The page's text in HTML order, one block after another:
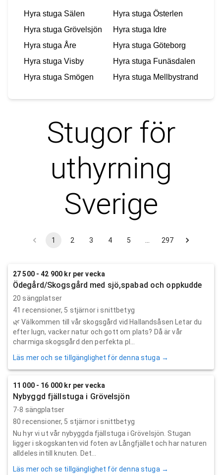
Hyra stuga Sälen Hyra stuga Österlen
Hyra stuga Grövelsjön Hyra stuga Idre
Hyra stuga Åre Hyra stuga Göteborg
Hyra stuga Visby Hyra stuga Funäsdalen
Hyra stuga Smögen Hyra stuga Mellbystrand
Stugor för
uthyrning
Sverige
1 2 3 4 5 297
27 500 - 42 900 kr per vecka
Ödegård/Skogsgård med sjö,spabad och oppkudde
20 sängplatser
41 recensioner, 5 stjärnor i snittbetyg
🌿 Välkommen till vår skogsgård vid Hallandsåsen Letar du
efter lugn, vacker natur och gott om plats? Då är vår
charmiga skogsgård den perfekta pl...
Läs mer och se tillgänglighet för denna stuga →
11 000 - 16 000 kr per vecka
Nybyggd fjällstuga i Grövelsjön
7-8 sängplatser
80 recensioner, 5 stjärnor i snittbetyg
Nu hyr vi ut vår nybyggda fjällstuga i Grövelsjön. Stugan
ligger i skogskanten vid foten av Långfjället och har naturen
alldeles intill knuten. Det...
Läs mer och se tillgänglighet för denna stuga →